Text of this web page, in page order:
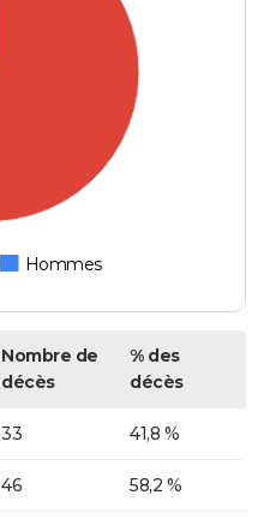
Hommes
Nombre de
décès
% des
décès
33 41,8 %
46 58,2 %